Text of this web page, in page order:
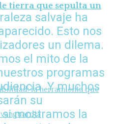
tierra que sepulta un
salvaje ha
Esto nos
un dilema.
el mito de la
programas
Y muchos
su
mostramos la